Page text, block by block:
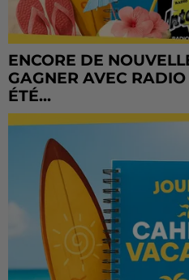
ENCORE DE
GAGNER AVEC
ÉTÉ...